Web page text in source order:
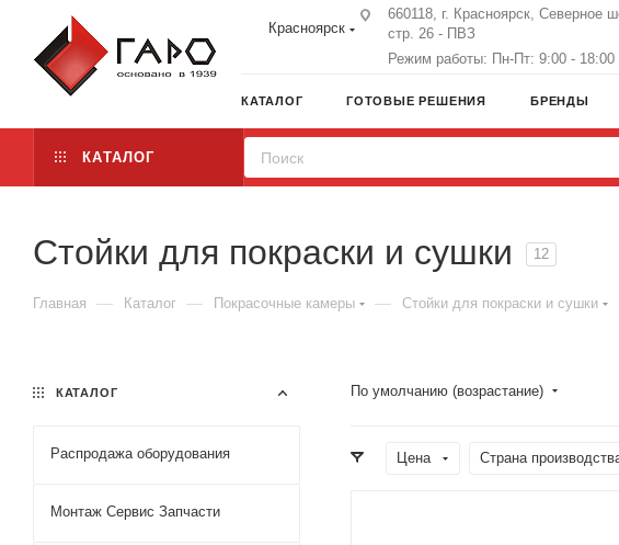
Красноярск
660118, г. Красноярск, Северное
стр. 26 - ПВЗ
Режим работы: Пн-Пт: 9:00 - 18:00
КАТАЛОГ ГОТОВЫЕ РЕШЕНИЯ БРЕНДЫ
КАТАЛОГ
Стойки для покраски и сушки 12
Главная — Каталог — Покрасочные камеры — Стойки для покраски и сушки
По умолчанию (возрастание)
Цена Страна
КАТАЛОГ
Распродажа оборудования
Монтаж Сервис Запчасти